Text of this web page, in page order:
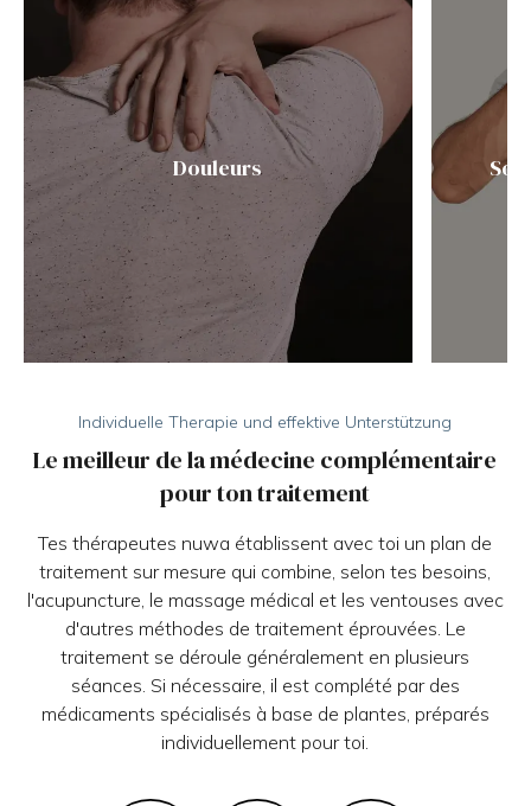
Douleurs
Individuelle Therapie und effektive Unterstützung
Le meilleur de la médecine complémentaire
pour ton traitement
Tes thérapeutes nuwa établissent avec toi un plan de
traitement sur mesure qui combine, selon tes besoins,
l'acupuncture, le massage médical et les ventouses avec
d'autres méthodes de traitement éprouvées. Le
traitement se déroule généralement en plusieurs
séances. Si nécessaire, il est complété par des
médicaments spécialisés à base de plantes, préparés
individuellement pour toi.